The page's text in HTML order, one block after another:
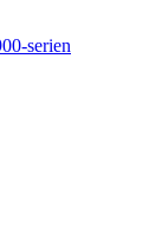
serien